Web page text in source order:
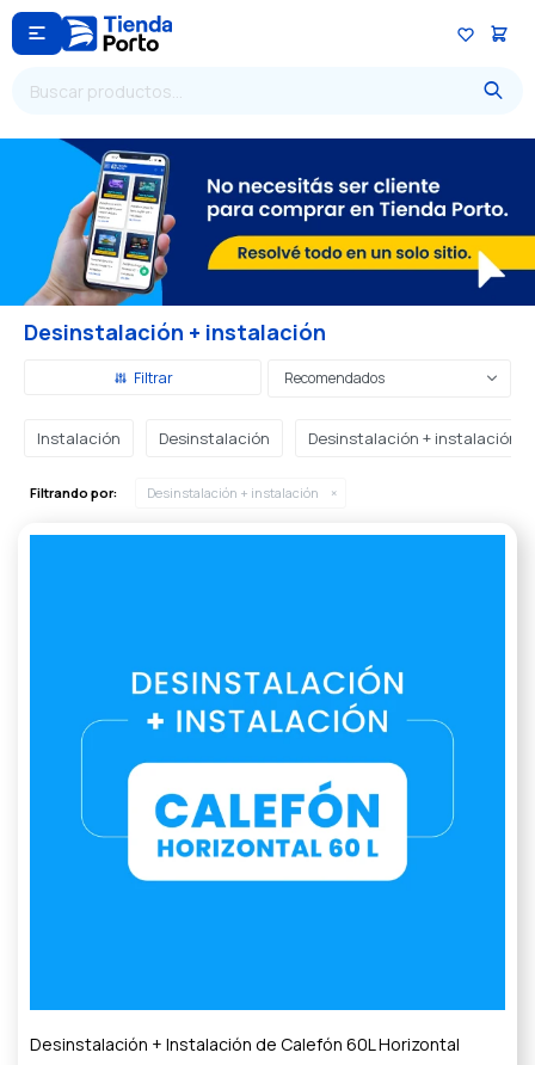

Desinstalación + instalación
Recomendados
Instalación Desinstalación Desinstalación + instalación
Filtrando por: Desinstalación + instalación
Desinstalación + Instalación de Calefón 60L Horizontal